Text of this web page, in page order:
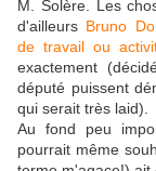
M. Solère. Les
d'ailleurs Bruno
de travail ou
exactement
député puissent
qui serait très laid).
Au fond peu
pourrait même